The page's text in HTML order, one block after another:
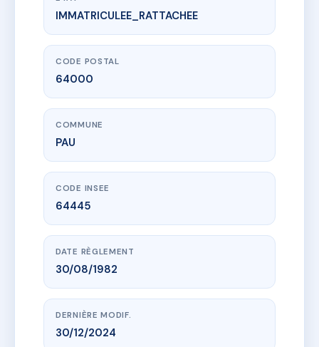
www.vme.plus/AC6841910
LE HAMEAU DE L'HIPPODROME
407 boulevard du Cami Salie
IMMATRICULEE_RATTACHEE
CODE POSTAL
64000
COMMUNE
PAU
CODE INSEE
64445
DATE RÈGLEMENT
30/08/1982
DERNIÈRE MODIF.
30/12/2024